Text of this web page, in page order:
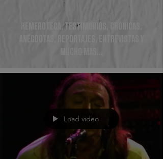
HEMEROTECA, TESTIMONIOS, CRÓNICAS,
ANÉCDOTAS, REPORTAJES, ENTREVISTAS Y
Load video